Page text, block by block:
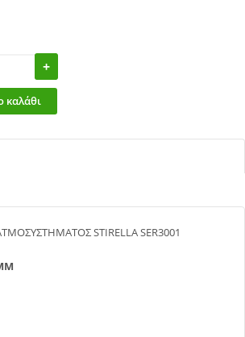
καλάθι
STIRELLA SER3001